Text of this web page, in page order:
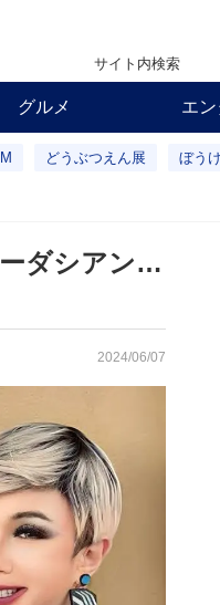
サイト内検索
グルメ エン
どうぶつえん展 ぼう
ダシアン…
2024/06/07